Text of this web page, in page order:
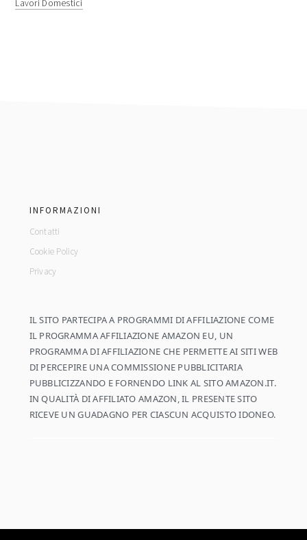
Lavori Domestici
INFORMAZIONI
Contatti
Cookie Policy
Privacy
IL SITO PARTECIPA A PROGRAMMI DI AFFILIAZIONE COME
IL PROGRAMMA AFFILIAZIONE AMAZON EU, UN
PROGRAMMA DI AFFILIAZIONE CHE PERMETTE AI SITI WEB
DI PERCEPIRE UNA COMMISSIONE PUBBLICITARIA
PUBBLICIZZANDO E FORNENDO LINK AL SITO AMAZON.IT.
IN QUALITÀ DI AFFILIATO AMAZON, IL PRESENTE SITO
RICEVE UN GUADAGNO PER CIASCUN ACQUISTO IDONEO.